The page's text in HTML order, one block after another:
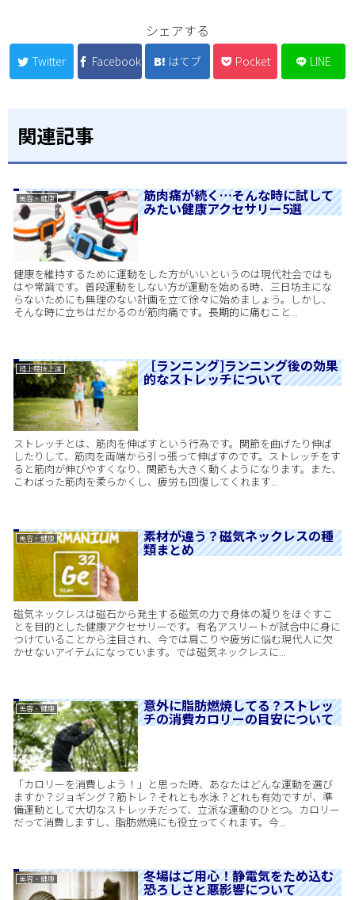
シェアする
Twitter Facebook はてブ Pocket LINE
関連記事
美容・健康 筋肉痛が続く…そんな時に試して
みたい健康アクセサリー5選
健康を維持するために運動をした方がいいというのは現代社会ではも
はや常識です。普段運動をしない方が運動を始める時、三日坊主にな
らないためにも無理のない計画を立て徐々に始めましょう。しかし、
そんな時に立ちはだかるのが筋肉痛です。長期的に痛むこと...
陸上競技上達 ［ランニング]ランニング後の効果
的なストレッチについて
ストレッチとは、筋肉を伸ばすという行為です。関節を曲げたり伸ば
したりして、筋肉を両端から引っ張って伸ばすのです。ストレッチをす
ると筋肉が伸びやすくなり、関節も大きく動くようになります。また、
こわばった筋肉を柔らかくし、疲労も回復してくれます...
美容・健康 素材が違う？磁気ネックレスの種
類まとめ
磁気ネックレスは磁石から発生する磁気の力で身体の凝りをほぐすこ
とを目的とした健康アクセサリーです。有名アスリートが試合中に身に
つけていることから注目され、今では肩こりや疲労に悩む現代人に欠
かせないアイテムになっています。では磁気ネックレスに...
美容・健康 意外に脂肪燃焼してる？ストレッ
チの消費カロリーの目安について
「カロリーを消費しよう！」と思った時、あなたはどんな運動を選び
ますか？ジョギング？筋トレ？それとも水泳？どれも有効ですが、準
備運動として大切なストレッチだって、立派な運動のひとつ。カロリー
だって消費しますし、脂肪燃焼にも役立ってくれます。今...
美容・健康 冬場はご用心！静電気をため込む
恐ろしさと悪影響について